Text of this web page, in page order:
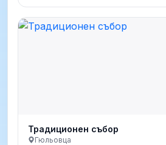
Традиционен събор
Гюльовца